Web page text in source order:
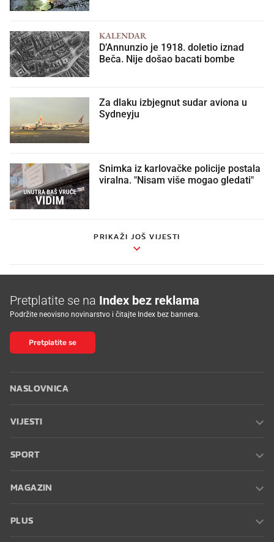
KALENDAR
D’Annunzio je 1918. doletio iznad
Beča. Nije došao bacati bombe
Za dlaku izbjegnut sudar aviona u
Sydneyju
Snimka iz karlovačke policije postala
viralna. "Nisam više mogao gledati"
PRIKAŽI JOŠ VIJESTI
Pretplatite se na Index bez reklama
Podržite neovisno novinarstvo i čitajte Index bez bannera.
Pretplatite se
NASLOVNICA
VIJESTI
SPORT
MAGAZIN
PLUS